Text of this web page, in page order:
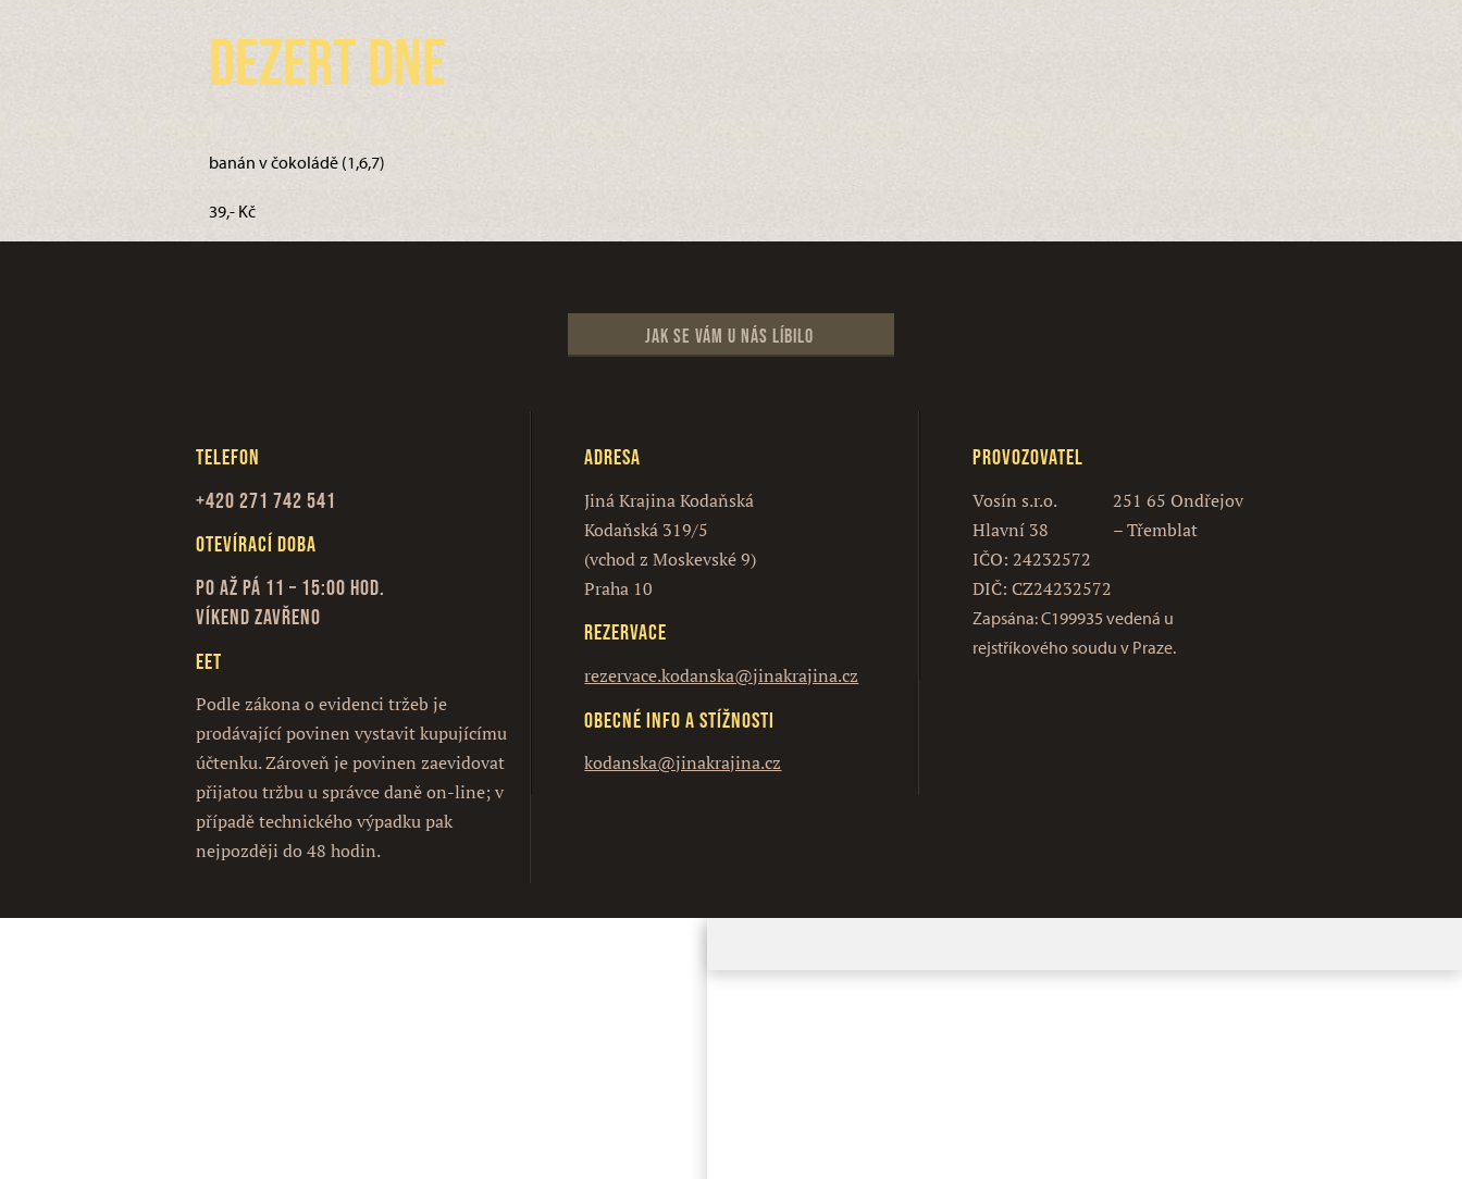
Dezert dne
banán v čokoládě (1,6,7)
39,- Kč
Jak se vám u nás líbilo
Telefon
+420 271 742 541
Otevírací doba
Po až Pá 11 – 15:00 hod.
Víkend zavřeno
EET
Podle zákona o evidenci tržeb je
prodávající povinen vystavit kupujícímu
účtenku. Zároveň je povinen zaevidovat
přijatou tržbu u správce daně on-line; v
případě technického výpadku pak
nejpozději do 48 hodin.
Adresa
Jiná Krajina Kodaňská
Kodaňská 319/5
(vchod z Moskevské 9)
Praha 10
Rezervace
rezervace.kodanska@jinakrajina.cz
Obecné info a stížnosti
kodanska@jinakrajina.cz
Provozovatel
Vosín s.r.o.
Hlavní 38
251 65 Ondřejov
– Třemblat
IČO: 24232572
DIČ: CZ24232572
Zapsána: C199935 vedená u
rejstříkového soudu v Praze.